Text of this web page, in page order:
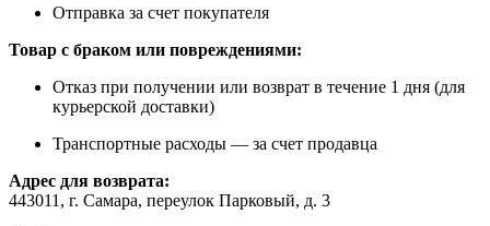
Отправка за счет покупателя
Товар с браком или повреждениями:
Отказ при получении или возврат в течение 1 дня (для
курьерской доставки)
Транспортные расходы — за счет продавца
Адрес для возврата:
443011, г. Самара, переулок Парковый, д. 3